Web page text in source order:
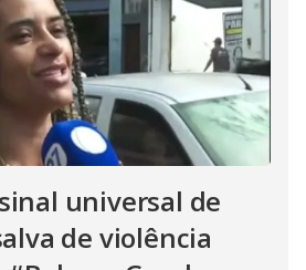
universal de
de violência